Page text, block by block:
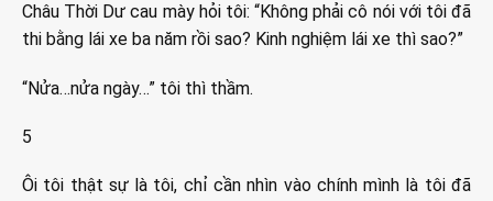
Châu Thời Dư cau mày hỏi tôi: “Không phải cô nói với tôi đã
thi bằng lái xe ba năm rồi sao? Kinh nghiệm lái xe thì sao?”
“Nửa…nửa ngày…” tôi thì thầm.
5
Ôi tôi thật sự là tôi, chỉ cần nhìn vào chính mình là tôi đã